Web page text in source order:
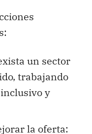
un sector
trabajando
y
la oferta: